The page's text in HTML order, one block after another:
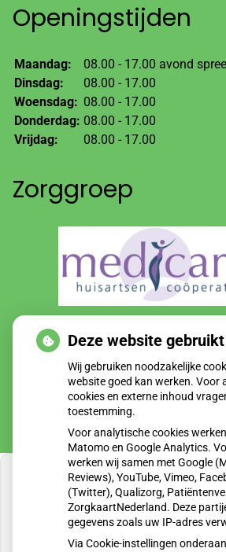
Openingstijden
Maandag:
08.00 - 17.00 avond
Dinsdag:
08.00 - 17.00
Woensdag: 08.00 - 17.00
Donderdag: 08.00 - 17.00
Vrijdag:
08.00 - 17.00
Zorggroep
Huisartsen Zorgplein de Enk is
Medicamus
U heeft geen toestemming
externe inhouddie nodig is
Deze website
Wij gebruiken noodzakelijke
website goed kan werken. Voor
cookies en externe inhoud
toestemming.
Voor analytische cookies
Matomo en Google Analytics.
werken wij samen met Google
Reviews), YouTube, Vimeo,
(Twitter), Qualizorg,
ZorgkaartNederland. Deze
gegevens zoals uw IP-adres
Via Cookie-instellingen